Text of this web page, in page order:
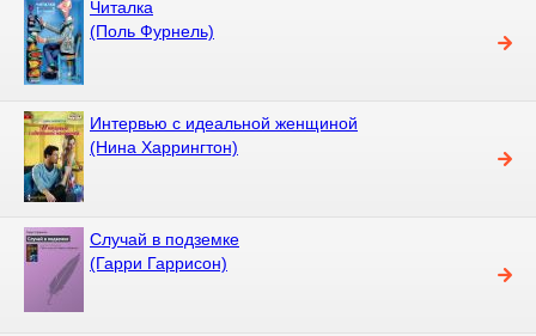
Читалка
(Поль Фурнель)
Интервью с идеальной женщиной
(Нина Харрингтон)
Случай в подземке
(Гарри Гаррисон)